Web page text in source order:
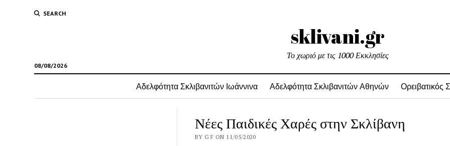
SEARCH
sklivani.gr
08/08/2026
Το χωριό με τις 1000 Εκκλησίες
Αδελφότητα Σκλιβανιτών Ιωάννινα Αδελφότητα Σκλιβανιτών Αθηνών Ορειβατικός
Νέες Παιδικές Χαρές στην Σκλίβανη
BY G F ON 11/05/2020